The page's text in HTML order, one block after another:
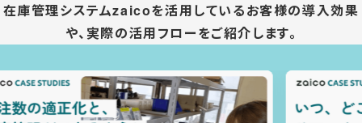
在庫管理システムzaicoを活用しているお客様の導入効果
や、 実際の活用フローをご紹介します。